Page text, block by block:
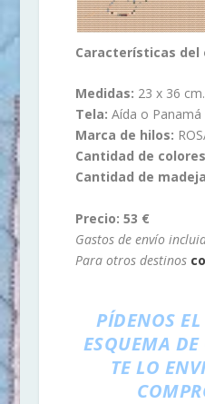
Características del
Medidas: 23 x 36
Tela: Aída o
Marca de hilos:
Cantidad de
Cantidad de
Precio: 53 €
Gastos de envío
Para otros destinos
PÍDENOS
ESQUEMA
TE LO